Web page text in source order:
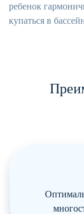
ребенок
купаться в